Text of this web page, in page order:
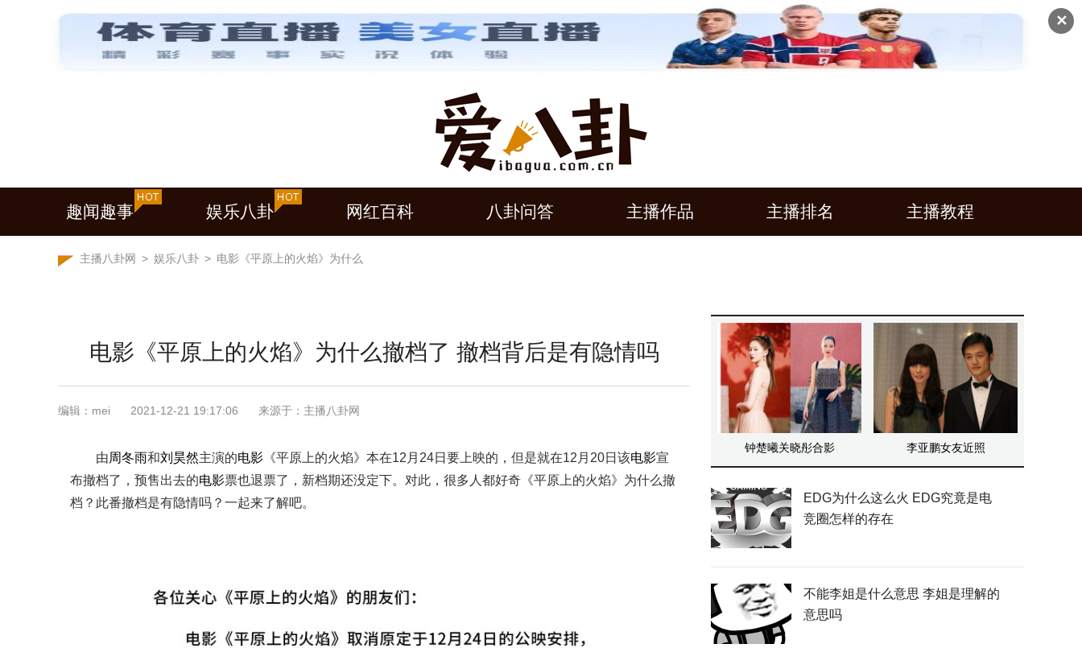
✕
趣闻趣事 娱乐八卦 网红百科 八卦问答 主播作品 主播排名 主播教程
主播八卦网 > 娱乐八卦 > 电影《平原上的火焰》为什么
电影《平原上的火焰》为什么撤档了 撤档背后是有隐情吗
编辑：mei 2021-12-21 19:17:06 来源于：主播八卦网
由周冬雨和刘昊然主演的电影 《平原上的火焰》本在12月24日要上映的，但是就在12月20日该电影宣
布撤档了，预售出去的电影票也退票了，新档期还没定下。对此，很多人都好奇《平原上的火焰》为什么撤
档？此番撤档是有隐情吗？一起来了解吧。
钟楚曦关晓彤合影 李亚鹏女友近照
EDG为什么这么火 EDG究竟是电
竞圈怎样的存在
不能李姐是什么意思 李姐是理解的
意思吗